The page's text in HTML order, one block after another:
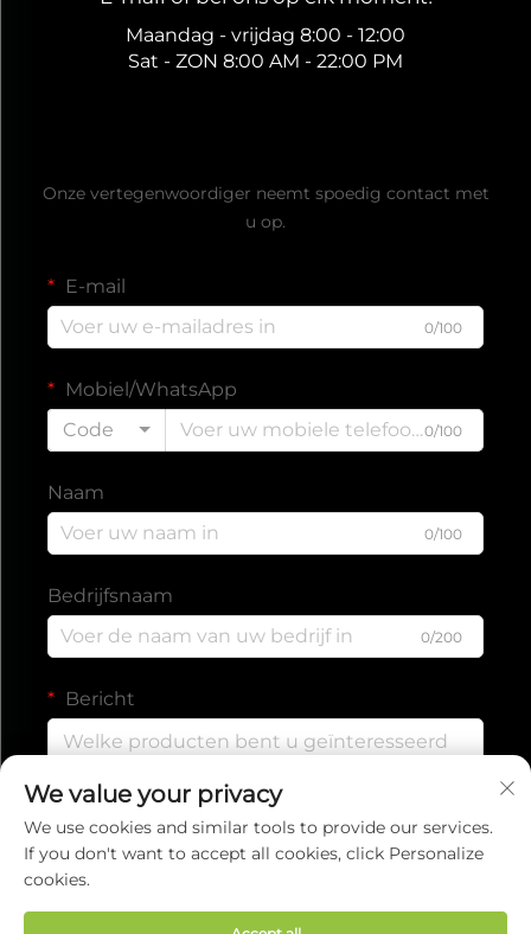
Maandag - vrijdag 8:00 - 12:00
Sat - ZON 8:00 AM - 22:00 PM
Onze vertegenwoordiger neemt spoedig contact met
u op.
E-mail
0/100
Mobiel/WhatsApp
Code
0/100
Naam
0/100
Bedrijfsnaam
0/200
Bericht
We value your privacy
We use cookies and similar tools to provide our services.
If you don't want to accept all cookies, click Personalize
cookies.